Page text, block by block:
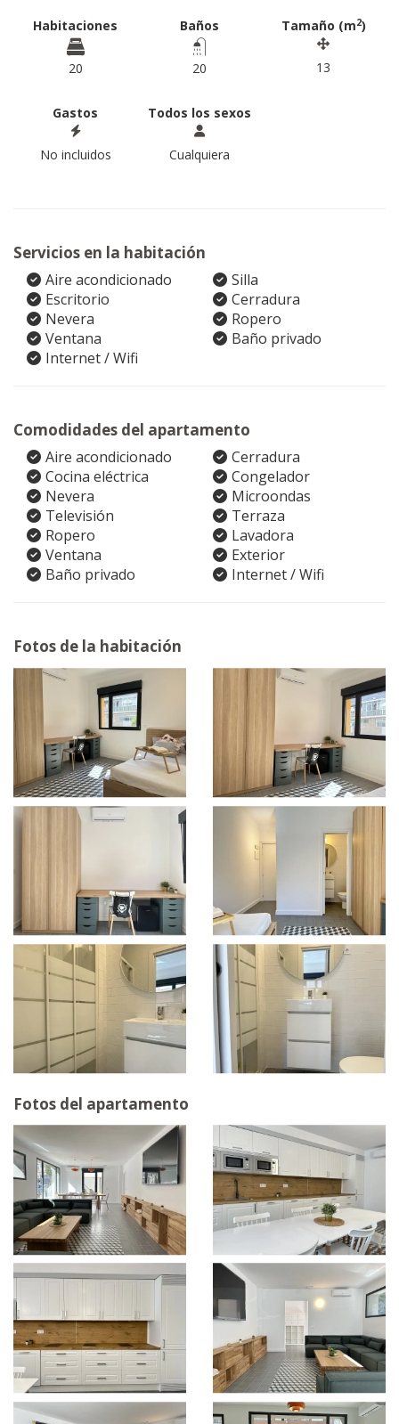
Habitaciones
20
Baños
20
Tamaño (m2)
13
Gastos
No incluidos
Todos los sexos
Cualquiera
Servicios en la habitación
Aire acondicionado
Silla
Escritorio
Cerradura
Nevera
Ropero
Ventana
Baño privado
Internet / Wifi
Comodidades del apartamento
Aire acondicionado
Cerradura
Cocina eléctrica
Congelador
Nevera
Microondas
Televisión
Terraza
Ropero
Lavadora
Ventana
Exterior
Baño privado
Internet / Wifi
Fotos de la habitación
Fotos del apartamento